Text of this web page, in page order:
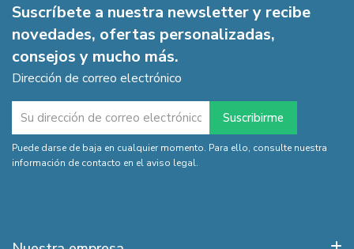
Suscríbete a nuestra newsletter y recibe
novedades, ofertas personalizadas,
consejos y mucho más.
Dirección de correo electrónico
Puede darse de baja en cualquier momento. Para ello, consulte nuestra
información de contacto en el aviso legal.